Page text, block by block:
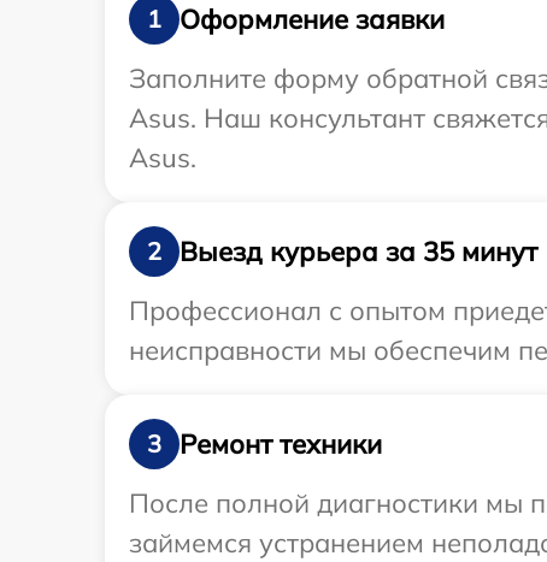
1
Оформление заявки
Заполните форму обратной
Asus. Наш консультант
Asus.
2
Выезд курьера за 35 минут
Профессионал с опытом
неисправности мы обеспечим
3
Ремонт техники
После полной диагностики мы
займемся устранением